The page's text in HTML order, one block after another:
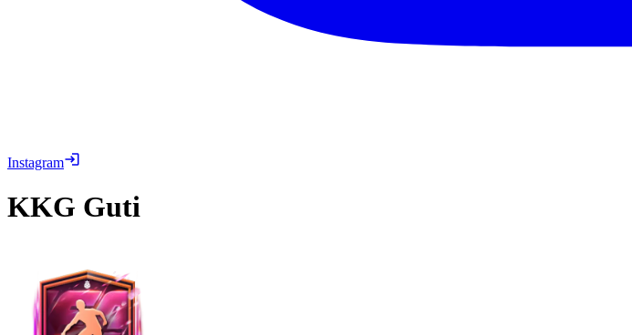
Instagram
KKG Guti